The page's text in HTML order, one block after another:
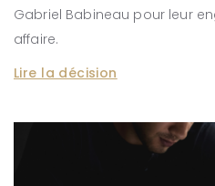
Gabriel Babineau pour leur
affaire.
Lire la décision